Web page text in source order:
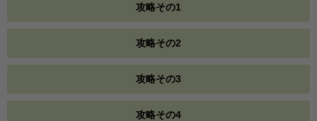
攻略その1
攻略その2
攻略その3
攻略その4